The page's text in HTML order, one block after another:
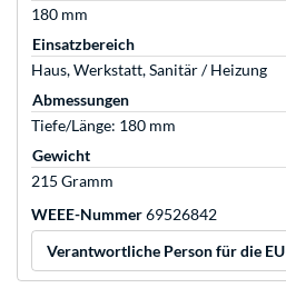
180 mm
Einsatzbereich
Haus, Werkstatt, Sanitär / Heizung
Abmessungen
Tiefe/Länge: 180 mm
Gewicht
215 Gramm
WEEE-Nummer69526842
Verantwortliche Person für die EU